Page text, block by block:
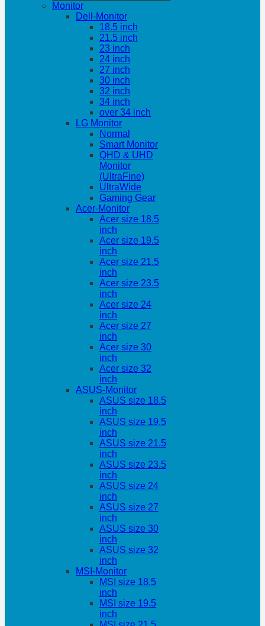
Monitor
Dell-Monitor
18.5 inch
21.5 inch
23 inch
24 inch
27 inch
30 inch
32 inch
34 inch
over 34 inch
LG Monitor
Normal
Smart Monitor
QHD & UHD
Monitor
(UltraFine)
UltraWide
Gaming Gear
Acer-Monitor
Acer size 18.5
inch
Acer size 19.5
inch
Acer size 21.5
inch
Acer size 23.5
inch
Acer size 24
inch
Acer size 27
inch
Acer size 30
inch
Acer size 32
inch
ASUS-Monitor
ASUS size 18.5
inch
ASUS size 19.5
inch
ASUS size 21.5
inch
ASUS size 23.5
inch
ASUS size 24
inch
ASUS size 27
inch
ASUS size 30
inch
ASUS size 32
inch
MSI-Monitor
MSI size 18.5
inch
MSI size 19.5
inch